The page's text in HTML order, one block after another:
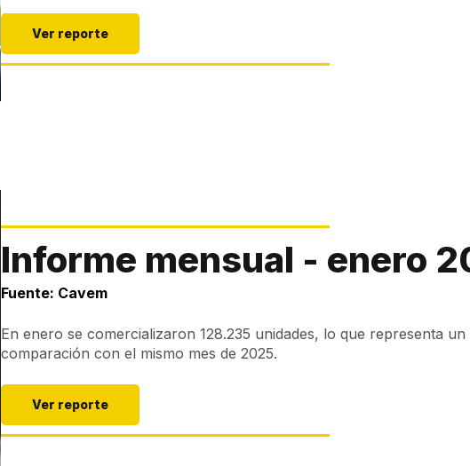
Ver reporte
Informe mensual - enero
Fuente: Cavem
En enero se comercializaron 128.235 unidades, lo que representa
comparación con el mismo mes de 2025.
Ver reporte